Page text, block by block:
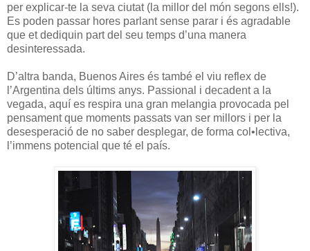
per explicar-te la seva ciutat (la millor del món segons ells!).
Es poden passar hores parlant sense parar i és agradable
que et dediquin part del seu temps d’una manera
desinteressada.
D’altra banda, Buenos Aires és també el viu reflex de
l’Argentina dels últims anys. Passional i decadent a la
vegada, aquí es respira una gran melangia provocada pel
pensament que moments passats van ser millors i per la
desesperació de no saber desplegar, de forma col•lectiva,
l’immens potencial que té el país.